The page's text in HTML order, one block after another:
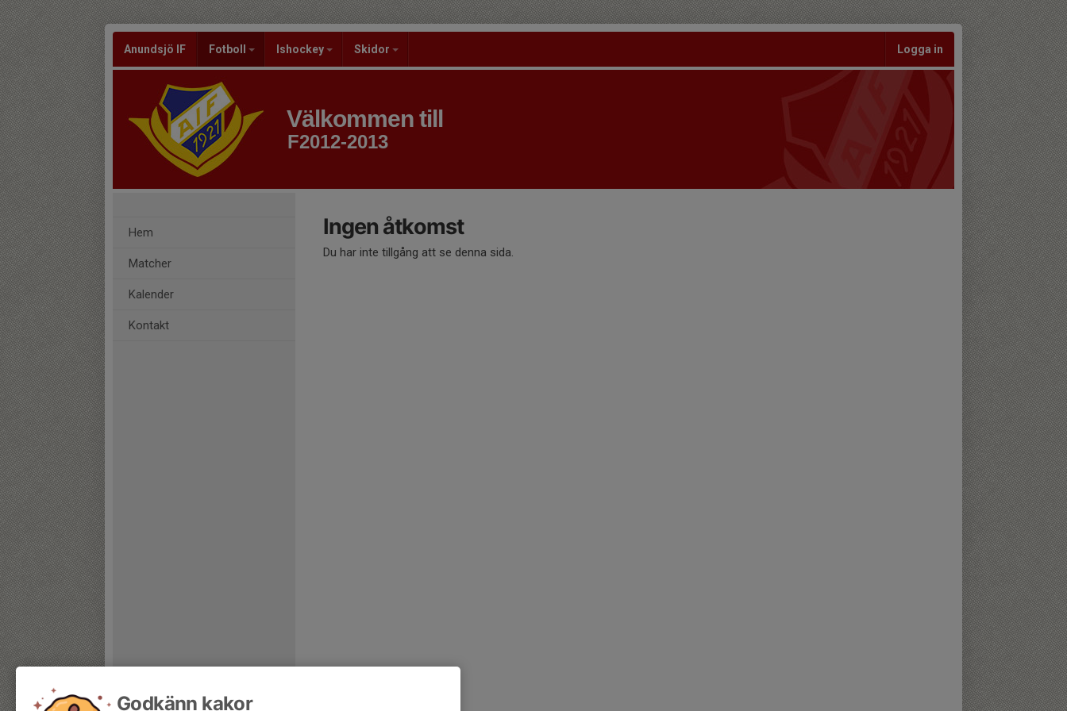
Anundsjö IF Fotboll Ishockey Skidor Logga in
Välkommen till
F2012-2013
Hem
Matcher
Kalender
Kontakt
Ingen åtkomst
Du har inte tillgång att se denna sida.
Godkänn kakor